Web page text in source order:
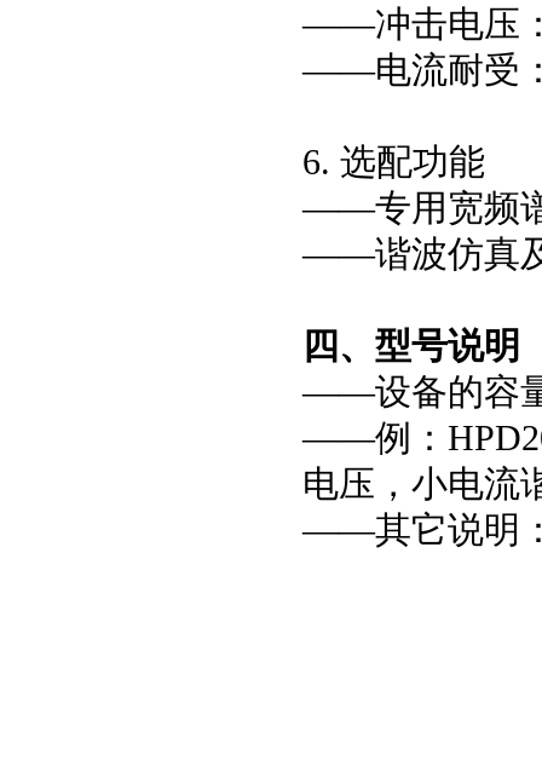
——冲击电压
——电流耐受
6. 选配功能
——专用宽频
——谐波仿真
四、型号说明
——设备的容
——例：
电压，小电流
——其它说明